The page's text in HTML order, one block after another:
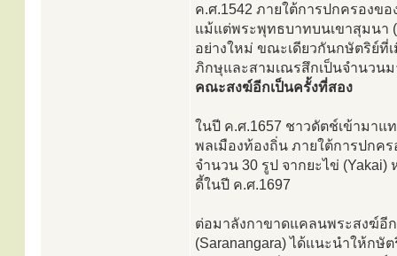
ค.ศ.1542 ภายใต้การปกครองข
แม้แต่พระพุทธบาทบนเขาสุมนา
อย่างใหม่ ขณะเดียวกันกษัตริย์ที่
ภิกษุและสามเณรสึกเป็นจำนวน
คณะสงฆ์อีกเป็นครั้งที่สอง
ในปี ค.ศ.1657 ชาวดัตช์เข้ามา
พลเมืองท้องถิ่น ภายใต้การปกค
จำนวน 30 รูป จากยะไข่
ดี้ในปี ค.ศ.1697
ต่อมาลังกาขาดแคลนพระสงฆ์อี
(Saranangara) ได้แนะนำให้กษั